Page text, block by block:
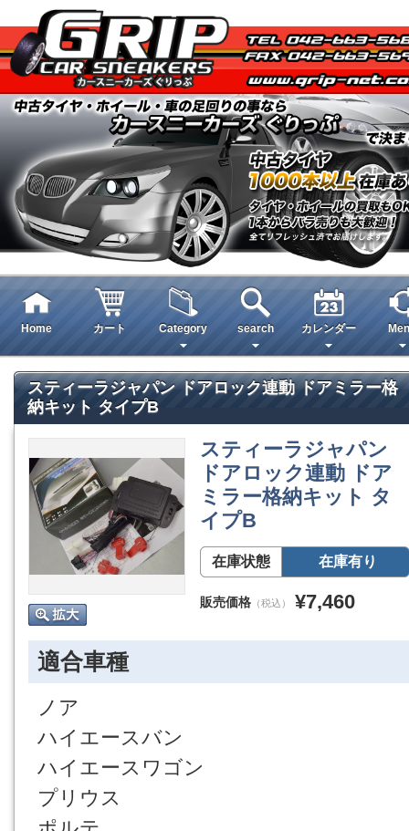
Home カート Category search カレンダー
スティーラジャパン ドアロック連動 ドアミラー格
納キット タイプB
スティーラジャパン
ドアロック連動 ドア
ミラー格納キット タ
イプB
在庫状態 在庫有り
販売価格 （税込） ¥7,460
適合車種
ノア
ハイエースバン
ハイエースワゴン
プリウス